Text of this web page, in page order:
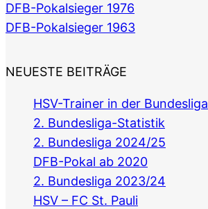
DFB-Pokalsieger 1976
DFB-Pokalsieger 1963
NEUESTE BEITRÄGE
HSV-Trainer in der Bundesliga
2. Bundesliga-Statistik
2. Bundesliga 2024/25
DFB-Pokal ab 2020
2. Bundesliga 2023/24
HSV – FC St. Pauli